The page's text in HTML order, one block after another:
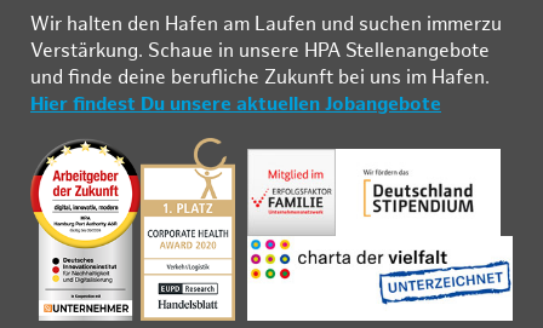
Wir hal­ten den Ha­fen am Lau­fen und su­chen im­mer­zu
Ver­stär­kung. Schau­e in un­se­re HPA Stel­len­an­ge­bo­te
und fin­de deine be­ruf­li­che Zu­kunft bei uns im Ha­fen.
Hier findest Du unsere aktuellen Jobangebote